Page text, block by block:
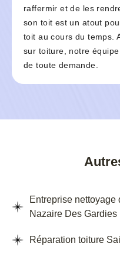
raffermir et de les
son toit est un atout
toit au cours du temps.
sur toiture, notre
de toute demande.
Entreprise
Nazaire Des Gardies
Réparation toiture